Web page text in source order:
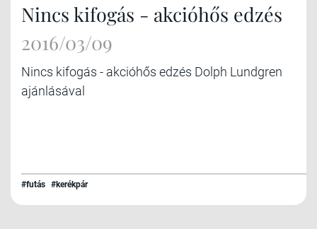
Nincs kifogás - akcióhős edzés
2016/03/09
Nincs kifogás - akcióhős edzés Dolph Lundgren
ajánlásával
#futás #kerékpár